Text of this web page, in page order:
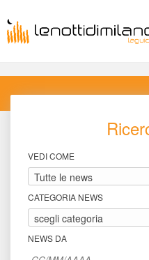
VEDI COME
CATEGORIA NEWS
NEWS DA